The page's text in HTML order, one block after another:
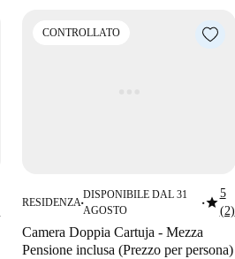
CONTROLLATO
RESIDENZA■
DISPONIBILE DAL 31
AGOSTO
■star5
(2)
Camera Doppia Cartuja - Mezza
Pensione inclusa (Prezzo per persona)